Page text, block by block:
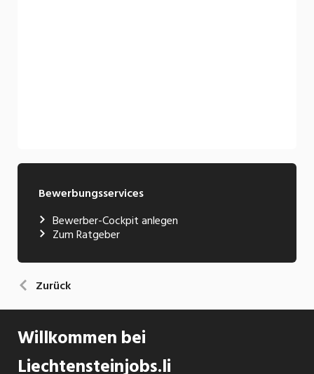
Bewerbungsservices
Bewerber-Cockpit anlegen
Zum Ratgeber
Zurück
Willkommen bei
Liechtensteinjobs.li